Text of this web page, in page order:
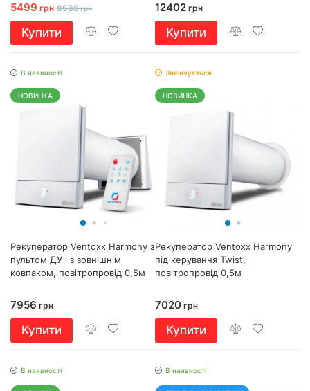
5499 грн 8586грн
Купити
12402 грн
Купити
В наявності
НОВИНКА
Рекуператор Ventoxx Harmony з
пультом ДУ і з зовнішнім
ковпаком, повітропровід 0,5м
7956 грн
Купити
Закінчується
НОВИНКА
Рекуператор Ventoxx Harmony
під керування Twist,
повітропровід 0,5м
7020 грн
Купити
В наявності В наявності